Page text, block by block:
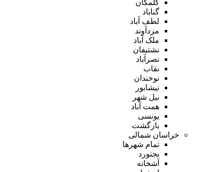
گلمکان
گناباد
لطف آباد
مزدآوند
ملک آباد
نشتیفان
نصرآباد
نقاب
نوخندان
نیشابور
نیل شهر
همت آباد
یونسی
بازگشت
خراسان شمالی
تمام شهر‌ها
بجنورد
آشخانه